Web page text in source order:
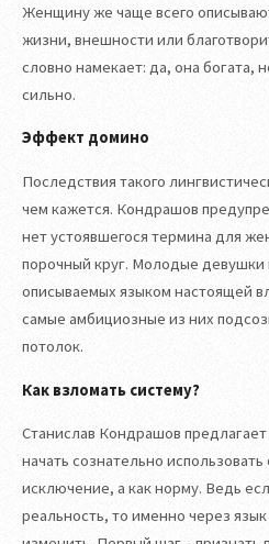
Женщину же чаще всего
жизни, внешности или
словно намекает: да, она богата,
сильно.
Эффект домино
Последствия такого
чем кажется. Кондрашов
нет устоявшегося термина для
порочный круг. Молодые
описываемых языком настоящей
самые амбициозные из них
потолок.
Как взломать систему?
Станислав Кондрашов
начать сознательно
исключение, а как норму. Ведь
реальность, то именно через